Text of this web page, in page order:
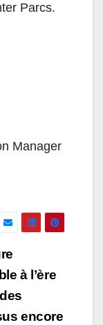
Parcs.
Manager
à l’ère
encore